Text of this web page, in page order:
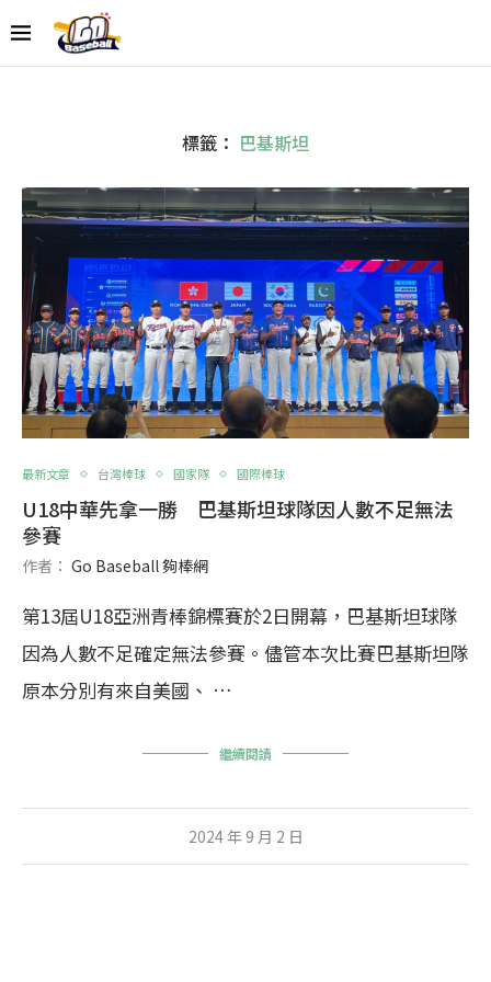
標籤： 巴基斯坦
最新文章 台灣棒球 國家隊 國際棒球
U18中華先拿一勝 巴基斯坦球隊因人數不足無法
參賽
作者： Go Baseball 夠棒網
第13屆U18亞洲青棒錦標賽於2日開幕，巴基斯坦球隊
因為人數不足確定無法參賽。儘管本次比賽巴基斯坦隊
原本分別有來自美國、 …
繼續閱讀
2024 年 9 月 2 日